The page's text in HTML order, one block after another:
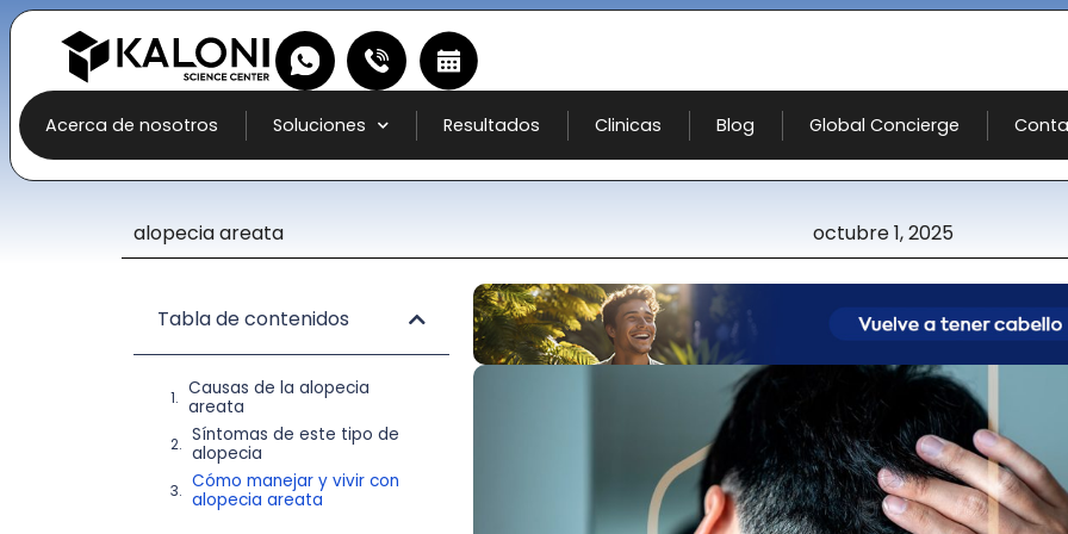
Acerca de nosotros Soluciones Resultados Clinicas Blog Global Concierge
alopecia areata octubre 1, 2025
Tabla de contenidos
Causas de la alopecia
areata
Síntomas de este tipo de
alopecia
Cómo manejar y vivir con
alopecia areata